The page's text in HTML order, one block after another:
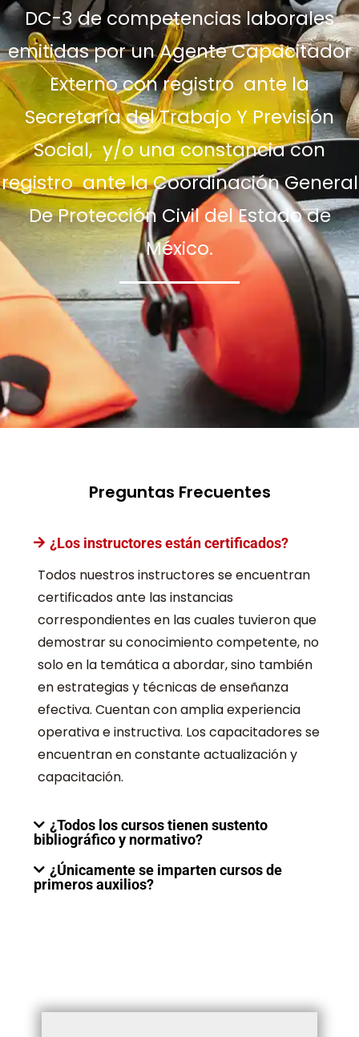
DC-3 de competencias laborales
emitidas por un Agente Capacitador
Externo con registro ante la
Secretaría del Trabajo Y Previsión
Social, y/o una constancia con
registro ante la Coordinación General
De Protección Civil del Estado de
México.
Preguntas Frecuentes
¿Los instructores están certificados?
Todos nuestros instructores se encuentran
certificados ante las instancias
correspondientes en las cuales tuvieron que
demostrar su conocimiento competente, no
solo en la temática a abordar, sino también
en estrategias y técnicas de enseñanza
efectiva. Cuentan con amplia experiencia
operativa e instructiva. Los capacitadores se
encuentran en constante actualización y
capacitación.
¿Todos los cursos tienen sustento
bibliográfico y normativo?
¿Únicamente se imparten cursos de
primeros auxilios?